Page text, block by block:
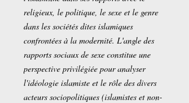
religieux, le politique, le sexe et le genre
dans les sociétés dites islamiques
confrontées à la modernité. L'angle des
rapports sociaux de sexe constitue une
perspective privilégiée pour analyser
l'idéologie islamiste et le rôle des divers
acteurs sociopolitiques (islamistes et non-